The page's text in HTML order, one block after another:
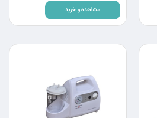
مشاهده و خرید